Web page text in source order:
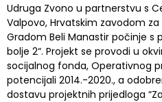
Udruga Zvono u partnerstvu s
Valpovo, Hrvatskim zavodom za
Gradom Beli Manastir počinje s
bolje 2“. Projekt se provodi u
socijalnog fonda, Operativnog
potencijali 2014.-2020., a
dostavu projektnih prijedloga